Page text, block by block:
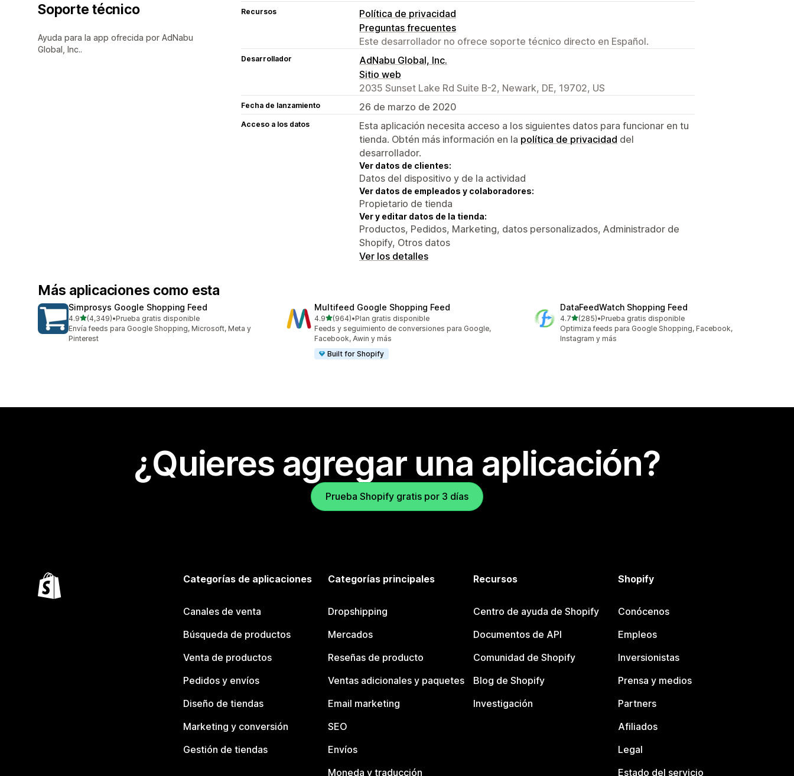
Soporte técnico
Ayuda para la app ofrecida por AdNabu
Global, Inc..
Recursos
Política de privacidad
Preguntas frecuentes
Este desarrollador no ofrece soporte técnico directo en Español.
Desarrollador
AdNabu Global, Inc.
Sitio web
2035 Sunset Lake Rd Suite B-2, Newark, DE, 19702, US
Fecha de lanzamiento 26 de marzo de 2020
Acceso a los datos
Esta aplicación necesita acceso a los siguientes datos para funcionar en tu
tienda. Obtén más información en la política de privacidad del
desarrollador.
Ver datos de clientes:
Datos del dispositivo y de la actividad
Ver datos de empleados y colaboradores:
Propietario de tienda
Ver y editar datos de la tienda:
Productos, Pedidos, Marketing, datos personalizados, Administrador de
Shopify, Otros datos
Ver los detalles
Más aplicaciones como esta
Simprosys Google Shopping Feed
4.9de 5 estrellas
(4,349)
4349 reseñas en total
•Prueba gratis disponible
Envía feeds para Google Shopping, Microsoft, Meta y
Pinterest
Multifeed Google Shopping Feed
4.9de 5 estrellas
(964)
964 reseñas en total
•Plan gratis disponible
Feeds y seguimiento de conversiones para Google,
Facebook, Awin y más
Built for Shopify
DataFeedWatch Shopping Feed
4.7de 5 estrellas
(285)
285 reseñas en total
•Prueba gratis disponible
Optimiza feeds para Google Shopping, Facebook,
Instagram y más
¿Quieres agregar una aplicación?
Prueba Shopify gratis por 3 días
Categorías de aplicaciones
Canales de venta
Búsqueda de productos
Venta de productos
Pedidos y envíos
Diseño de tiendas
Marketing y conversión
Gestión de tiendas
Categorías principales
Dropshipping
Mercados
Reseñas de producto
Ventas adicionales y paquetes
Email marketing
SEO
Envíos
Moneda y traducción
Recursos
Centro de ayuda de Shopify
Documentos de API
Comunidad de Shopify
Blog de Shopify
Investigación
Shopify
Conócenos
Empleos
Inversionistas
Prensa y medios
Partners
Afiliados
Legal
Estado del servicio